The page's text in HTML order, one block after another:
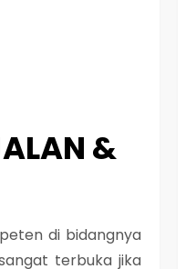
&
di bidangnya
terbuka jika